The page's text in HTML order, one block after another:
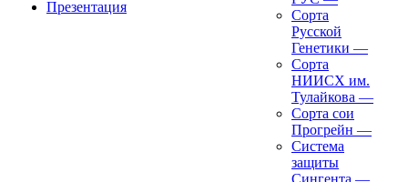
Презентация
Сорта
Русской
Генетики —
Сорта
НИИСХ им.
Тулайкова —
Сорта сои
Прогрейн —
Система
защиты
Сингента —